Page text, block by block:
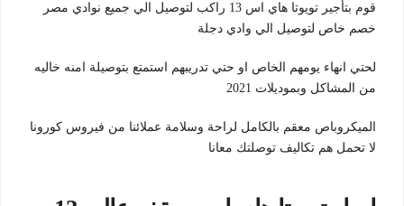
قوم بتأجير تويوتا هاي اس 13 راكب لتوصيل الي جميع نوادي مصر
خصم خاص لتوصيل الي وادي دجلة
لحتي انهاء يومهم الخاص او حتي تدريبهم استمتع بتوصيلة امنه خاليه
من المشاكل وبموديلات 2021
الميكروباص معقم بالكامل لراحة وسلامة عملائنا من فيروس كورونا
لا تحمل هم تكاليف توصلتك معانا